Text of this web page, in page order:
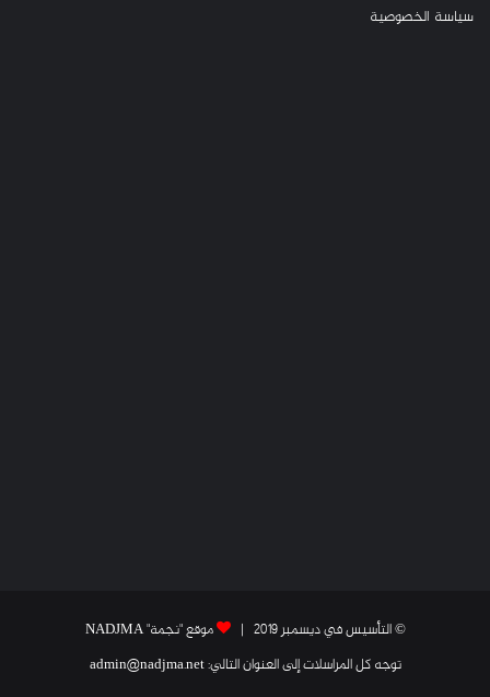
سياسة الخصوصية
© التأسيس في ديسمبر 2019 |
موقع "نجمة" NADJMA
توجه كل المراسلات إلى العنوان التالي: admin@nadjma.net